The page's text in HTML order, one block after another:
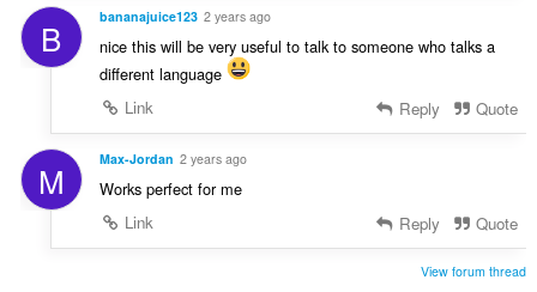
B bananajuice123 2 years ago
nice this will be very useful to talk to someone who talks a
different language
Link
Reply Quote
M Max-Jordan 2 years ago
Works perfect for me
Link
Reply Quote
View forum thread